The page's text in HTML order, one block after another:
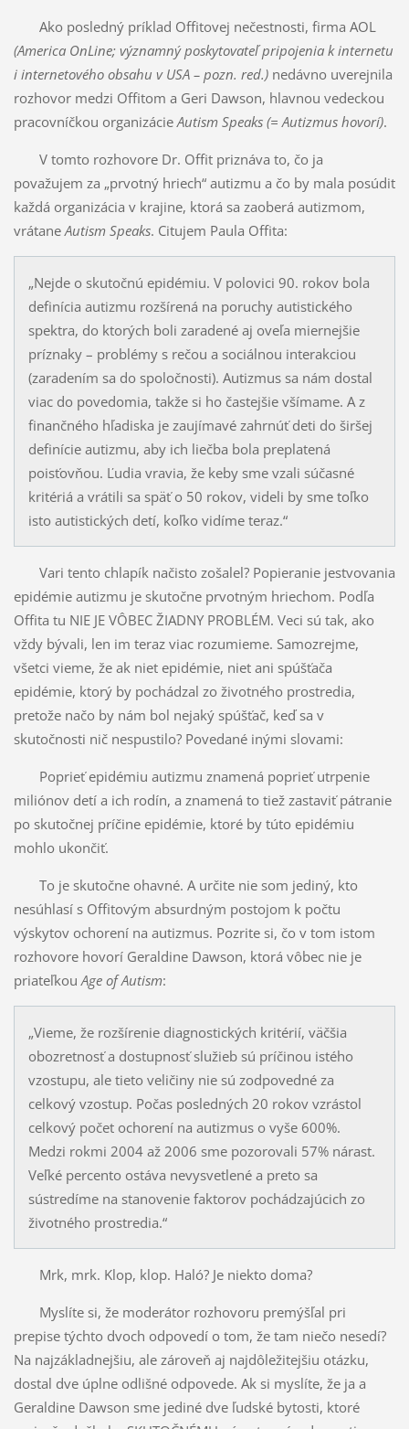
Ako posledný príklad Offitovej nečestnosti, firma AOL
(America OnLine; významný poskytovateľ pripojenia k internetu
i internetového obsahu v USA – pozn. red.)nedávno uverejnila
rozhovor medzi Offitom a Geri Dawson, hlavnou vedeckou
pracovníčkou organizácieAutism Speaks (= Autizmus hovorí).
V tomto rozhovore Dr. Offit priznáva to, čo ja
považujem za „prvotný hriech“ autizmu a čo by mala posúdiť
každá organizácia v krajine, ktorá sa zaoberá autizmom,
vrátaneAutism Speaks. Citujem Paula Offita:
„Nejde o skutočnú epidémiu. V polovici 90. rokov bola
definícia autizmu rozšírená na poruchy autistického
spektra, do ktorých boli zaradené aj oveľa miernejšie
príznaky – problémy s rečou a sociálnou interakciou
(zaradením sa do spoločnosti). Autizmus sa nám dostal
viac do povedomia, takže si ho častejšie všímame. A z
finančného hľadiska je zaujímavé zahrnúť deti do širšej
definície autizmu, aby ich liečba bola preplatená
poisťovňou. Ľudia vravia, že keby sme vzali súčasné
kritériá a vrátili sa späť o 50 rokov, videli by sme toľko
isto autistických detí, koľko vidíme teraz.“
Vari tento chlapík načisto zošalel? Popieranie jestvovania
epidémie autizmu je skutočne prvotným hriechom. Podľa
Offita tu NIE JE VÔBEC ŽIADNY PROBLÉM. Veci sú tak, ako
vždy bývali, len im teraz viac rozumieme. Samozrejme,
všetci vieme, že ak niet epidémie, niet ani spúšťača
epidémie, ktorý by pochádzal zo životného prostredia,
pretože načo by nám bol nejaký spúšťač, keď sa v
skutočnosti nič nespustilo? Povedané inými slovami:
Poprieť epidémiu autizmu znamená poprieť utrpenie
miliónov detí a ich rodín, a znamená to tiež zastaviť pátranie
po skutočnej príčine epidémie, ktoré by túto epidémiu
mohlo ukončiť.
To je skutočne ohavné. A určite nie som jediný, kto
nesúhlasí s Offitovým absurdným postojom k počtu
výskytov ochorení na autizmus. Pozrite si, čo v tom istom
rozhovore hovorí Geraldine Dawson, ktorá vôbec nie je
priateľkou Age of Autism:
„Vieme, že rozšírenie diagnostických kritérií, väčšia
obozretnosť a dostupnosť služieb sú príčinou istého
vzostupu, ale tieto veličiny nie sú zodpovedné za
celkový vzostup. Počas posledných 20 rokov vzrástol
celkový počet ochorení na autizmus o vyše 600%.
Medzi rokmi 2004 až 2006 sme pozorovali 57% nárast.
Veľké percento ostáva nevysvetlené a preto sa
sústredíme na stanovenie faktorov pochádzajúcich zo
životného prostredia.“
Mrk, mrk. Klop, klop. Haló? Je niekto doma?
Myslíte si, že moderátor rozhovoru premýšľal pri
prepise týchto dvoch odpovedí o tom, že tam niečo nesedí?
Na najzákladnejšiu, ale zároveň aj najdôležitejšiu otázku,
dostal dve úplne odlišné odpovede. Ak si myslíte, že ja a
Geraldine Dawson sme jediné dve ľudské bytosti, ktoré